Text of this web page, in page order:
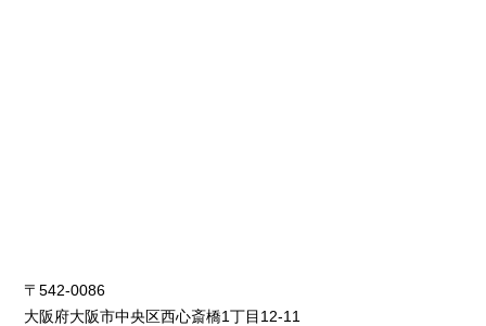
〒542-0086
大阪府大阪市中央区西心斎橋1丁目12-11